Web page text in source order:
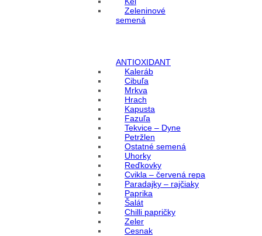
Zeleninové
semená
ANTIOXIDANT
Kaleráb
Cibuľa
Mrkva
Hrach
Kapusta
Fazuľa
Tekvice – Dyne
Petržlen
Ostatné semená
Uhorky
Reďkovky
Cvikla – červená repa
Paradajky – rajčiaky
Paprika
Šalát
Chilli papričky
Zeler
Cesnak